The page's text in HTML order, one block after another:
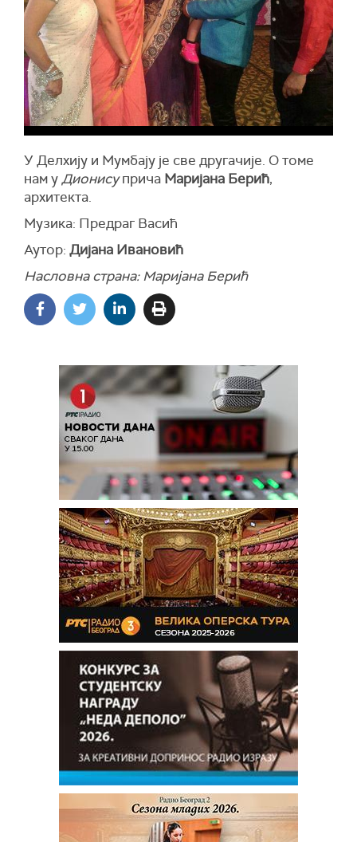
У Делхију и Мумбају је све другачије. О томе
нам уДионисуприча Маријана Берић,
архитекта.
Музика: Предраг Васић
Аутор: Дијана Ивановић
Насловна страна: Маријана Берић